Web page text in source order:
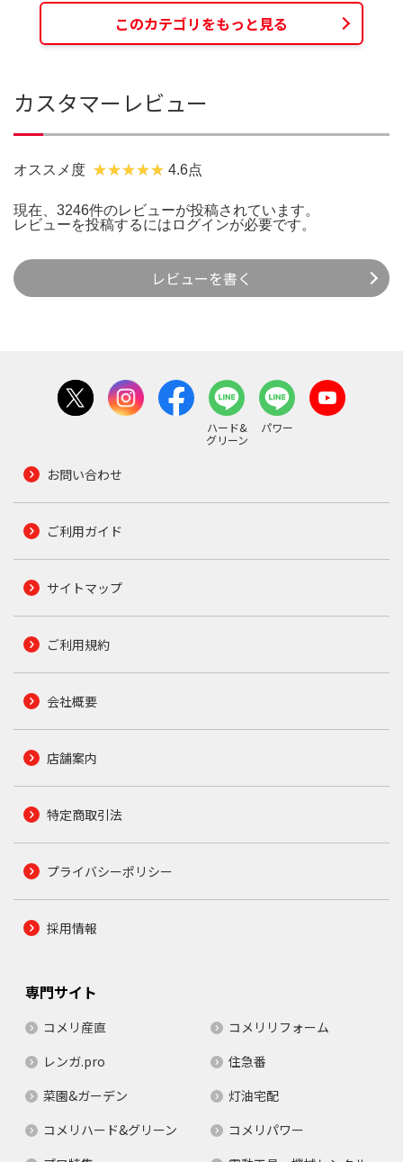
このカテゴリをもっと見る
カスタマーレビュー
オススメ度 4.6点
現在、3246件のレビューが投稿されています。
レビューを投稿するには ログインが必要です。
レビューを書く
ハード&
グリーン
パワー
お問い合わせ
ご利用ガイド
サイトマップ
ご利用規約
会社概要
店舗案内
特定商取引法
プライバシーポリシー
採用情報
専門サイト
コメリ産直
コメリリフォーム
レンガ.pro
住急番
菜園&ガーデン
灯油宅配
コメリハード&グリーン
コメリパワー